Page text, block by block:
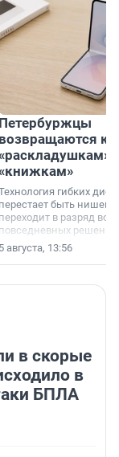
Петербуржцы
возвращаются к
гибких
перестает быть
переходит в разряд
повседневных
5 августа, 13:56
в скорые
в
БПЛА